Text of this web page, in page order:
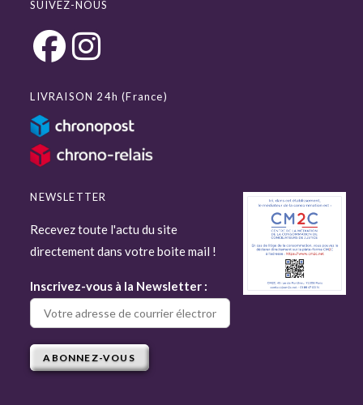
SUIVEZ-NOUS
LIVRAISON 24h (France)
NEWSLETTER
Recevez toute l'actu du site
directement dans votre boite mail !
Inscrivez-vous à la Newsletter :